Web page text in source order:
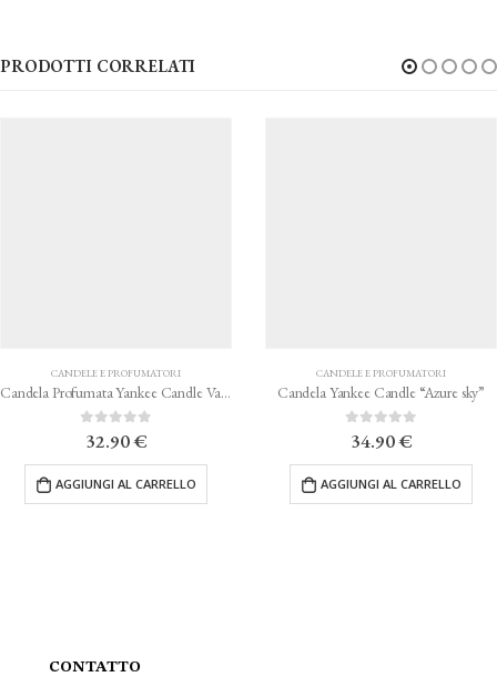
PRODOTTI CORRELATI
CANDELE E PROFUMATORI
Candela Profumata Yankee Candle Vanilla Crème Brùlèe
Su 5
32.90€
AGGIUNGI AL CARRELLO
CANDELE E PROFUMATORI
Candela Yankee Candle “Azure sky”
Su 5
34.90€
AGGIUNGI AL CARRELLO
CONTATTO